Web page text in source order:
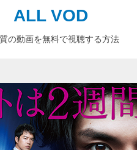
ALL VOD
の動画を無料で視聴する方法